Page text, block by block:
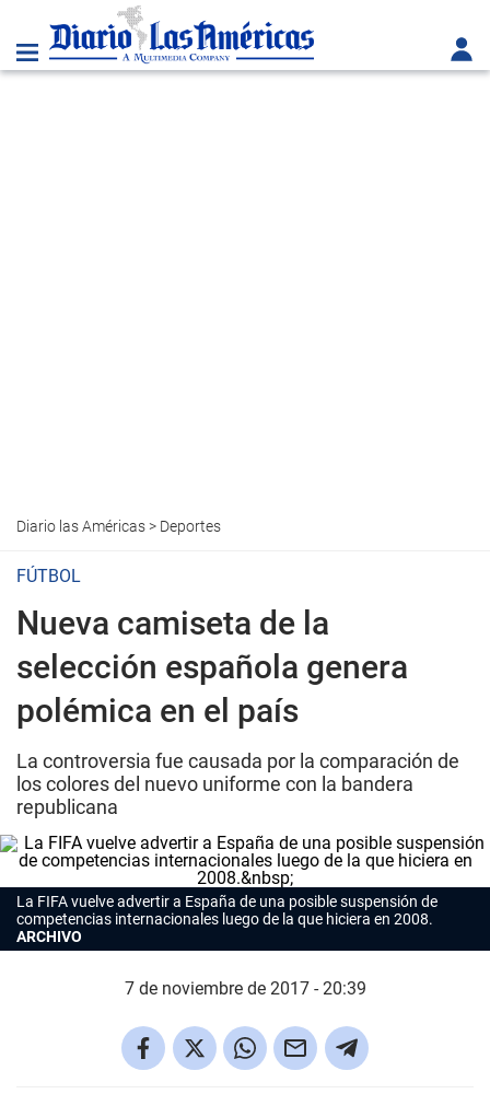
Diario las Américas> Deportes
FÚTBOL
Nueva camiseta de la
selección española genera
polémica en el país
La controversia fue causada por la comparación de
los colores del nuevo uniforme con la bandera
republicana
La FIFA vuelve advertir a España de una posible suspensión de
competencias internacionales luego de la que hiciera en 2008.
ARCHIVO
7 de noviembre de 2017 - 20:39